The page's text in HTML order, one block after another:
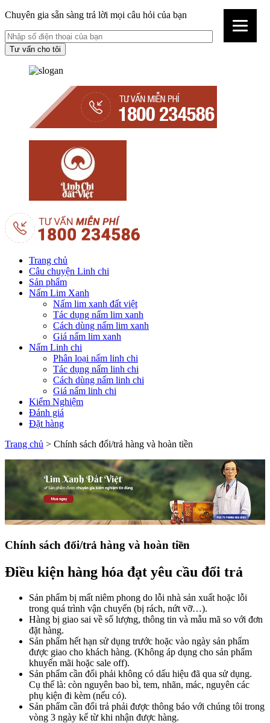
Chuyên gia sẵn sàng trả lời mọi câu hỏi của bạn
Trang chủ
Câu chuyện Linh chi
Sản phẩm
Nấm Lim Xanh
Nấm lim xanh đất việt
Tác dụng nấm lim xanh
Cách dùng nấm lim xanh
Giá nấm lim xanh
Nấm Linh chi
Phân loại nấm linh chi
Tác dụng nấm linh chi
Cách dùng nấm linh chi
Giá nấm linh chi
Kiểm Nghiệm
Đánh giá
Đặt hàng
Trang chủ > Chính sách đổi/trả hàng và hoàn tiền
Chính sách đổi/trả hàng và hoàn tiền
Điều kiện hàng hóa đạt yêu cầu đổi trả
Sản phẩm bị mất niêm phong do lỗi nhà sản xuất hoặc lỗi
trong quá trình vận chuyển (bị rách, nứt vỡ…).
Hàng bị giao sai về số lượng, thông tin và mẫu mã so với đơn
đặt hàng.
Sản phẩm hết hạn sử dụng trước hoặc vào ngày sản phẩm
được giao cho khách hàng. (Không áp dụng cho sản phẩm
khuyến mãi hoặc sale off).
Sản phẩm cần đổi phải không có dấu hiệu đã qua sử dụng.
Cụ thể là: còn nguyên bao bì, tem, nhãn, mác, nguyên các
phụ kiện đi kèm (nếu có).
Sản phẩm cần đổi trả phải được thông báo với chúng tôi trong
vòng 3 ngày kể từ khi nhận được hàng.